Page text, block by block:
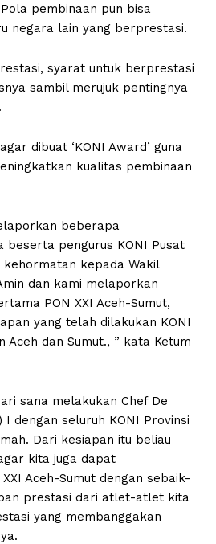
pembinaan pun bisa
negara lain yang berprestasi.
syarat untuk berprestasi
sambil merujuk pentingnya
dibuat ‘KONI Award’ guna
kualitas pembinaan
beberapa
beserta pengurus KONI Pusat
kehormatan kepada Wakil
dan kami melaporkan
PON XXI Aceh-Sumut,
yang telah dilakukan KONI
Aceh dan Sumut., ” kata Ketum
sana melakukan Chef De
I dengan seluruh KONI Provinsi
Dari kesiapan itu beliau
kita juga dapat
Aceh-Sumut dengan sebaik-
prestasi dari atlet-atlet kita
yang membanggakan